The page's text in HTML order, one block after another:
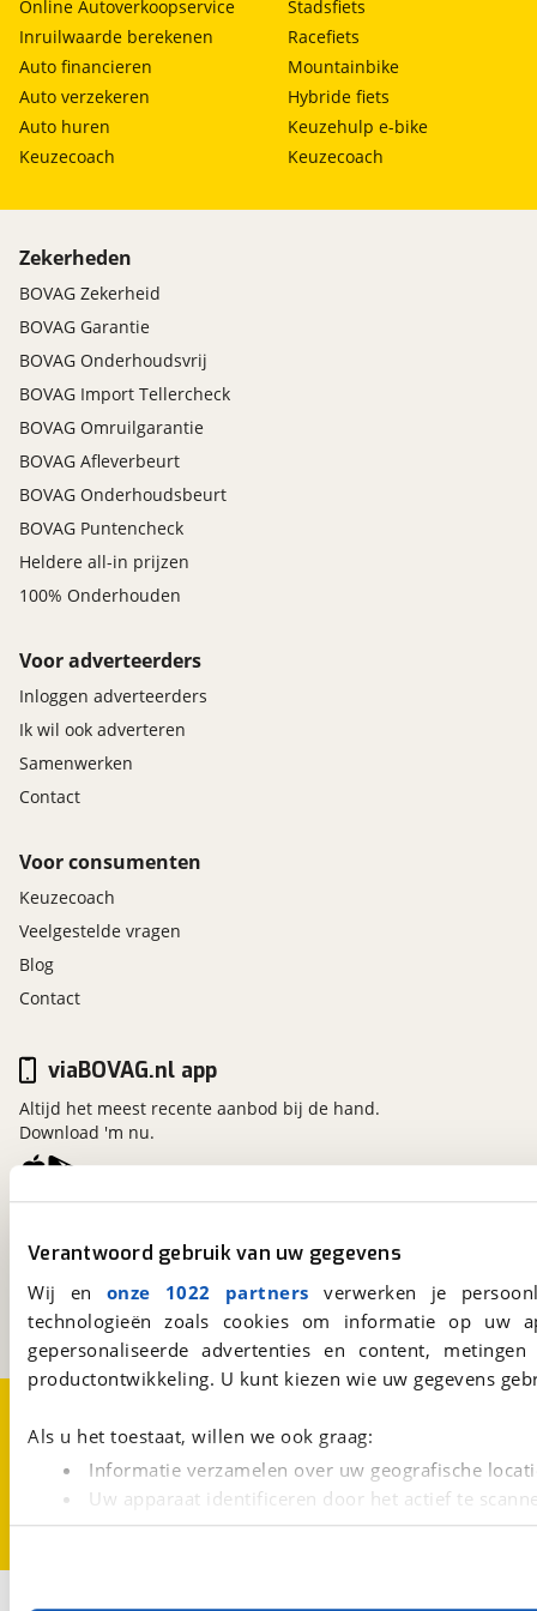
Verantwoord gebruik van uw gegevens
Wij en onze 1022 partners verwerken je
technologieën zoals cookies om informatie op
gepersonaliseerde advertenties en content,
productontwikkeling. U kunt kiezen wie uw gegevens
Als u het toestaat, willen we ook graag:
Informatie verzamelen over uw geografische
Uw apparaat identificeren door het actief te
Lees meer over hoe uw persoonlijke gegevens worden
Online Autoverkoopservice
Inruilwaarde berekenen
Auto financieren
Auto verzekeren
Auto huren
Keuzecoach
Stadsfiets
Racefiets
Mountainbike
Hybride fiets
Keuzehulp e-bike
Keuzecoach
Zekerheden
BOVAG Zekerheid
BOVAG Garantie
BOVAG Onderhoudsvrij
BOVAG Import Tellercheck
BOVAG Omruilgarantie
BOVAG Afleverbeurt
BOVAG Onderhoudsbeurt
BOVAG Puntencheck
Heldere all-in prijzen
100% Onderhouden
Voor adverteerders
Inloggen adverteerders
Ik wil ook adverteren
Samenwerken
Contact
Voor consumenten
Keuzecoach
Veelgestelde vragen
Blog
Contact
Kosterijland15
Een initiatief van
BOVAG
viaBOVAG.nl app
Altijd het meest recente aanbod bij de hand.
Download 'm nu.
CookievoorkeurenVacatures